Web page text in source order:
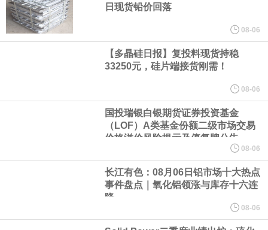
在地上方的山坡已经被开挖，露出赤红土层，并修出层层台地。但
环保人士的反对声浪持续高涨，给这家美国科技巨头总规模 150 亿
欧股开盘涨跌不一，德国DAX指数跌0.29%，英国富时100指数涨
0.08%，法国CAC40指数涨0.03%，欧洲斯托克50指数跌0.15%，
意大利富时MIB指数跌0.18%。
日现货铅价回落
08-06
【多晶硅日报】复投料现货持稳
33250元，硅片端接货刚需！
08-06
国投瑞银白银期货证券投资基金
（LOF）A类基金份额二级市场交易
价格溢价风险提示及停复牌公告
08-06
长江有色：08月06日铝市场十大热点
事件盘点｜氧化铝领涨与库存十六连
降
08-06